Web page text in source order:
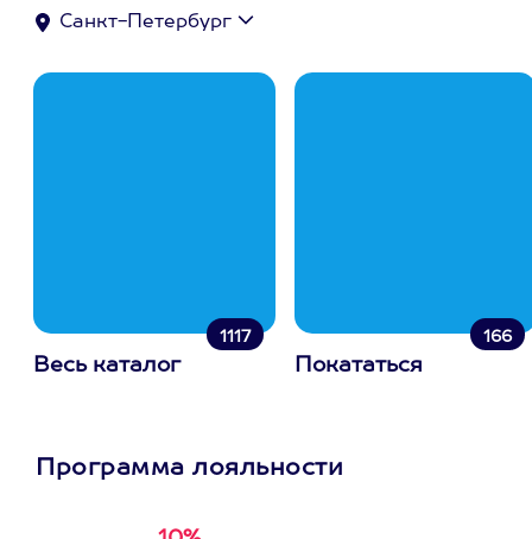
Санкт-Петербург
1117
Весь каталог
166
Покататься
Программа лояльности